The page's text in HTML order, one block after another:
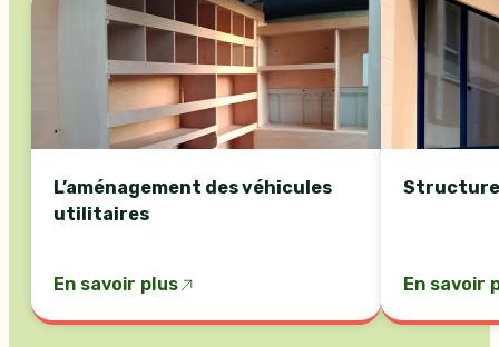
L’aménagement des véhicules
utilitaires
En savoir plus
Structure
En savoir